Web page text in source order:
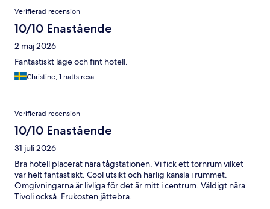
Verifierad recension
10/10 Enastående
2 maj 2026
Fantastiskt läge och fint hotell.
Christine, 1 natts resa
Verifierad recension
10/10 Enastående
31 juli 2026
Bra hotell placerat nära tågstationen. Vi fick ett tornrum vilket
var helt fantastiskt. Cool utsikt och härlig känsla i rummet.
Omgivningarna är livliga för det är mitt i centrum. Väldigt nära
Tivoli också. Frukosten jättebra.